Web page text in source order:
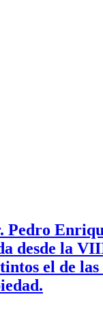
Pedro
desde la
el de las